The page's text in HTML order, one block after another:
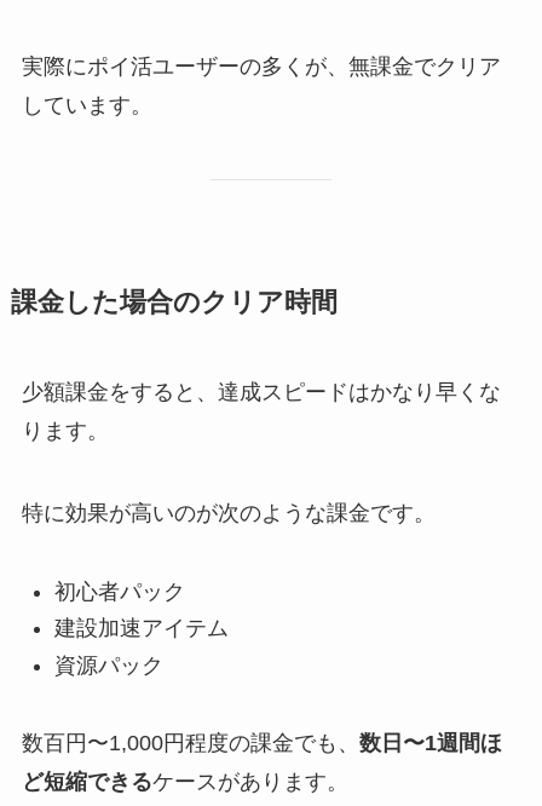
実際にポイ活ユーザーの多くが、無課金でクリア
しています。
課金した場合のクリア時間
少額課金をすると、達成スピードはかなり早くな
ります。
特に効果が高いのが次のような課金です。
初心者パック
建設加速アイテム
資源パック
数百円〜1,000円程度の課金でも、 数日〜1週間ほ
ど短縮できるケースがあります。